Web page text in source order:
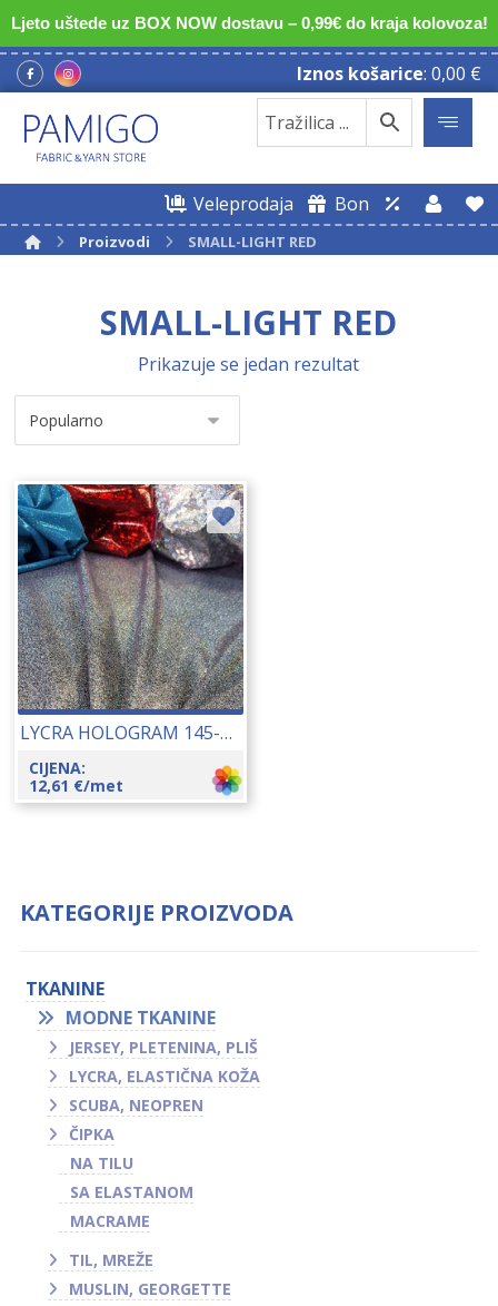
Ljeto uštede uz BOX NOW dostavu – 0,99€ do kraja kolovoza!
Iznos košarice: 0,00 €
Veleprodaja Bon
Proizvodi SMALL-LIGHT RED
SMALL-LIGHT RED
Prikazuje se jedan rezultat
LYCRA HOLOGRAM 145-150 CM 15296
CIJENA:
12,61 €/met
KATEGORIJE PROIZVODA
TKANINE
MODNE TKANINE
JERSEY, PLETENINA, PLIŠ
LYCRA, ELASTIČNA KOŽA
SCUBA, NEOPREN
ČIPKA
NA TILU
SA ELASTANOM
MACRAME
TIL, MREŽE
MUSLIN, GEORGETTE